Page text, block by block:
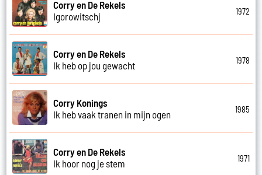
Corry en De Rekels
Igorowitschj
1972
Corry en De Rekels
Ik heb op jou gewacht
1978
Corry Konings
Ik heb vaak tranen in mijn ogen
1985
Corry en De Rekels
Ik hoor nog je stem
1971